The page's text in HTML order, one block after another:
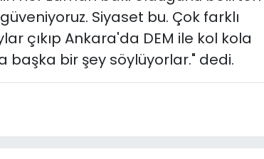
Siyaset bu. Çok farklı
çıkıp Ankara'da DEM ile kol kola
bir şey söylüyorlar." dedi.